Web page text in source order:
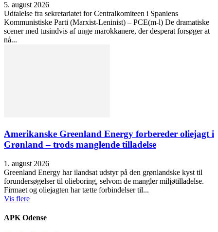
5. august 2026
Udtalelse fra sekretariatet for Centralkomiteen i Spaniens
Kommunistiske Parti (Marxist-Leninist) – PCE(m-l) De dramatiske
scener med tusindvis af unge marokkanere, der desperat forsøger at
nå...
Amerikanske Greenland Energy forbereder oliejagt i
Grønland – trods manglende tilladelse
1. august 2026
Greenland Energy har ilandsat udstyr på den grønlandske kyst til
forundersøgelser til olieboring, selvom de mangler miljøtilladelse.
Firmaet og oliejagten har tætte forbindelser til...
Vis flere
APK Odense